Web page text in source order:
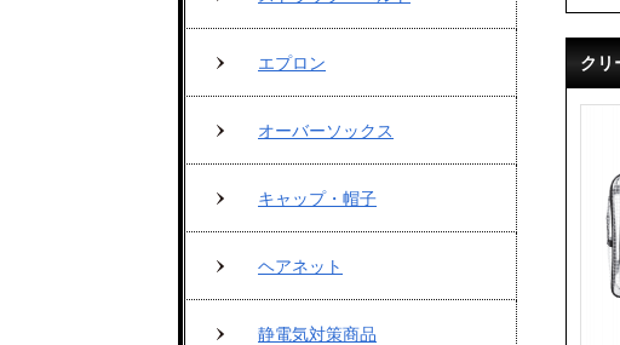
クリ
エプロン
オーバーソックス
キャップ・帽子
ヘアネット
静電気対策商品